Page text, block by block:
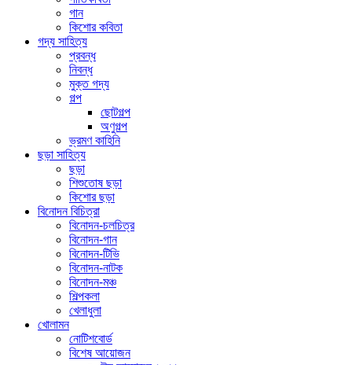
গান
কিশোর কবিতা
গদ্য সাহিত্য
প্রবন্ধ
নিবন্ধ
মুক্ত গদ্য
গল্প
ছোটগল্প
অণুগল্প
ভ্রমণ কাহিনি
ছড়া সাহিত্য
ছড়া
শিশুতোষ ছড়া
কিশোর ছড়া
বিনোদন বিচিত্রা
বিনোদন-চলচিত্র
বিনোদন-গান
বিনোদন-টিভি
বিনোদন-নাটক
বিনোদন-মঞ্চ
শিল্পকলা
খেলাধুলা
খোলামন
নোটিশবোর্ড
বিশেষ আয়োজন